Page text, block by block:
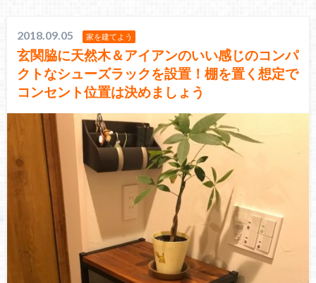
2018.09.05 家を建てよう
玄関脇に天然木＆アイアンのいい感じのコンパ
クトなシューズラックを設置！棚を置く想定で
コンセント位置は決めましょう